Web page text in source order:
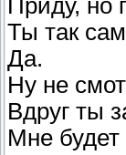
Приду, но
Ты так
Да.
Ну не
Вдруг ты
Мне будет